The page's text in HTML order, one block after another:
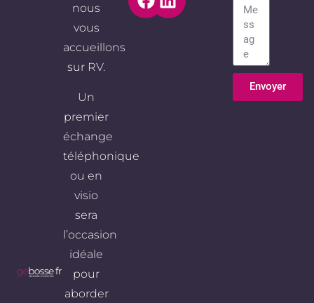
nous
vous
accueillons
sur RV.
Un
premier
échange
téléphonique
ou en
visio
sera
l’occasion
idéale
pour
aborder
Envoyer